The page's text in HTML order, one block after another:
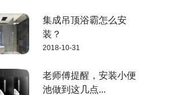
集成吊顶浴霸怎么安
装？
2018-10-31
老师傅提醒，安装小便
池做到这几点...